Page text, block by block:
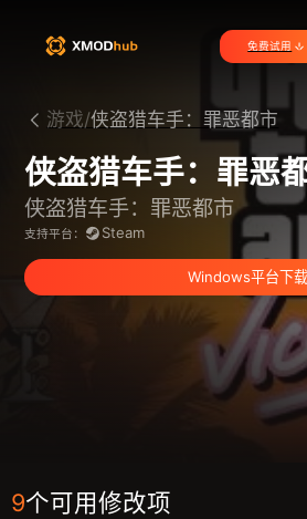
免费试用
游戏/侠盗猎车手：罪恶都市
侠盗猎车手：罪恶
侠盗猎车手：罪恶都市
支持平台： Steam
Windows平台下载
9个可用修改项